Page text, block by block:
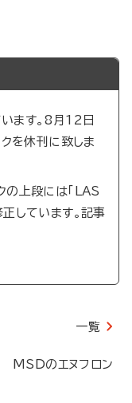
ます。8月12日
を休刊に致しま
上段には「LAS
しています。記事
一覧
MSDのエヌフロン